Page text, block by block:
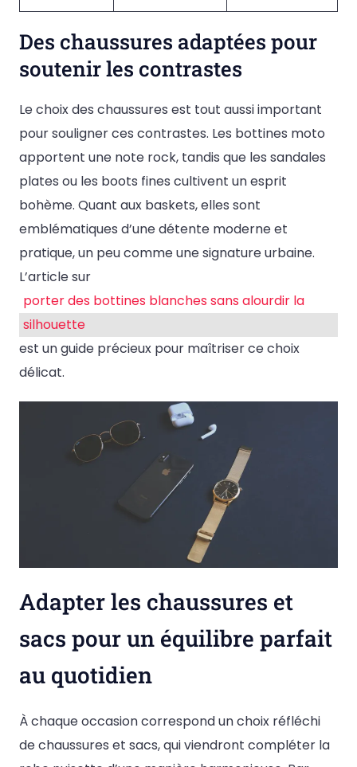
Des chaussures adaptées pour
soutenir les contrastes
Le choix des chaussures est tout aussi important
pour souligner ces contrastes. Les bottines moto
apportent une note rock, tandis que les sandales
plates ou les boots fines cultivent un esprit
bohème. Quant aux baskets, elles sont
emblématiques d’une détente moderne et
pratique, un peu comme une signature urbaine.
L’article sur
porter des bottines blanches sans alourdir la
silhouette
est un guide précieux pour maîtriser ce choix
délicat.
Adapter les chaussures et
sacs pour un équilibre parfait
au quotidien
À chaque occasion correspond un choix réfléchi
de chaussures et sacs, qui viendront compléter la